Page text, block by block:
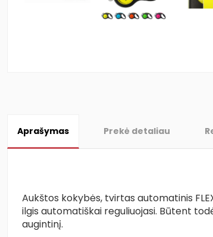
Aprašymas Prekė detaliau
Aukštos kokybės, tvirtas automatinis
ilgis automatiškai reguliuojasi. Būtent
augintinį.